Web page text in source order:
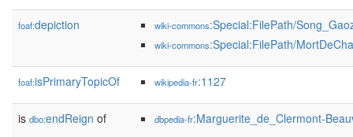
foaf:depiction wiki-commons:Special:FilePath/
wiki-commons:Special:FilePath/
foaf:isPrimaryTopicOf wikipedia-fr:1127
is dbo:endReign of dbpedia-fr:Marguerite_de_Clermont-